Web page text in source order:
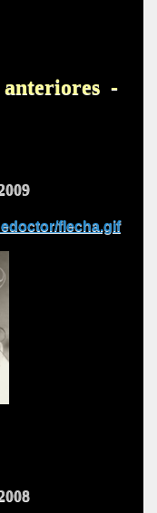
anteriores -